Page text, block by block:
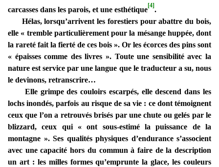
carcasses dans les parois, et une esthétique[4].
Hélas, lorsqu’arrivent les forestiers pour abattre du bois,
elle « tremble particulièrement pour la mésange huppée, dont
la rareté fait la fierté de ces bois ». Or les écorces des pins sont
« épaisses comme des livres ». Toute une sensibilité avec la
nature est service par une langue que le traducteur a su, nous
le devinons, retranscrire…
Elle grimpe des couloirs escarpés, elle descend dans les
lochs inondés, parfois au risque de sa vie : ce dont témoignent
ceux que l’on a retrouvés brisés par une chute ou gelés par le
blizzard, ceux qui « ont sous-estimé la puissance de la
montagne ». Ses qualités physiques d’endurance s’associent
avec une capacité hors du commun à faire de la description
un art : les milles formes qu’emprunte la glace, les couleurs